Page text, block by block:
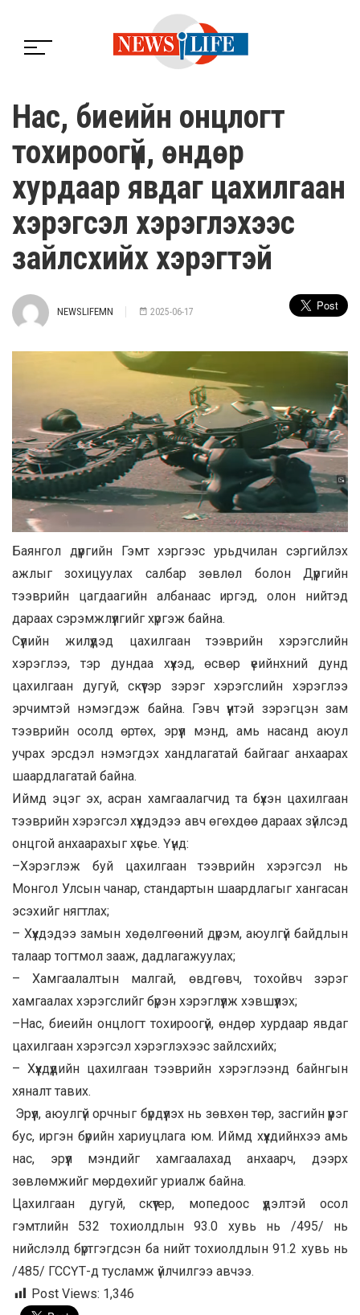
Нас, биеийн онцлогт
тохироогүй, өндөр
хурдаар явдаг цахилгаан
хэрэгсэл хэрэглэхээс
зайлсхийх хэрэгтэй
NEWSLIFEMN 2025-06-17
Баянгол дүүргийн Гэмт хэргээс урьдчилан сэргийлэх
ажлыг зохицуулах салбар зөвлөл болон Дүүргийн
тээврийн цагдаагийн албанаас иргэд, олон нийтэд
дараах сэрэмжлүүлгийг хүргэж байна.
Сүүлийн жилүүдэд цахилгаан тээврийн хэрэгслийн
хэрэглээ, тэр дундаа хүүхэд, өсвөр үеийнхний дунд
цахилгаан дугуй, скүүтэр зэрэг хэрэгслийн хэрэглээ
эрчимтэй нэмэгдэж байна. Гэвч үүнтэй зэрэгцэн зам
тээврийн осолд өртөх, эрүүл мэнд, амь насанд аюул
учрах эрсдэл нэмэгдэх хандлагатай байгааг анхаарах
шаардлагатай байна.
Иймд эцэг эх, асран хамгаалагчид та бүхэн цахилгаан
тээврийн хэрэгсэл хүүхдэдээ авч өгөхдөө дараах зүйлсэд
онцгой анхаарахыг хүсье. Үүнд:
–Хэрэглэж буй цахилгаан тээврийн хэрэгсэл нь
Монгол Улсын чанар, стандартын шаардлагыг хангасан
эсэхийг нягтлах;
– Хүүхдэдээ замын хөдөлгөөний дүрэм, аюулгүй байдлын
талаар тогтмол зааж, дадлагажуулах;
– Хамгаалалтын малгай, өвдгөвч, тохойвч зэрэг
хамгаалах хэрэгслийг бүрэн хэрэглүүлж хэвшүүлэх;
–Нас, биеийн онцлогт тохироогүй, өндөр хурдаар явдаг
цахилгаан хэрэгсэл хэрэглэхээс зайлсхийх;
– Хүүхдүүдийн цахилгаан тээврийн хэрэглээнд байнгын
хяналт тавих.
Эрүүл, аюулгүй орчныг бүрдүүлэх нь зөвхөн төр, засгийн үүрэг
бус, иргэн бүрийн хариуцлага юм. Иймд хүүхдийнхээ амь
нас, эрүүл мэндийг хамгаалахад анхаарч, дээрх
зөвлөмжийг мөрдөхийг уриалж байна.
Цахилгаан дугуй, скүүтер, мопедоос үүдэлтэй осол
гэмтлийн 532 тохиолдлын 93.0 хувь нь /495/ нь
нийслэлд бүртгэгдсэн ба нийт тохиолдлын 91.2 хувь нь
/485/ ГССҮТ-д тусламж үйлчилгээ авчээ.
Post Views: 1,346